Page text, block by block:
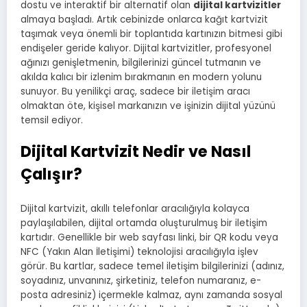
dostu ve interaktif bir alternatif olan dijital kartvizitler
almaya başladı. Artık cebinizde onlarca kağıt kartvizit
taşımak veya önemli bir toplantıda kartınızın bitmesi gibi
endişeler geride kalıyor. Dijital kartvizitler, profesyonel
ağınızı genişletmenin, bilgilerinizi güncel tutmanın ve
akılda kalıcı bir izlenim bırakmanın en modern yolunu
sunuyor. Bu yenilikçi araç, sadece bir iletişim aracı
olmaktan öte, kişisel markanızın ve işinizin dijital yüzünü
temsil ediyor.
Dijital Kartvizit Nedir ve Nasıl
Çalışır?
Dijital kartvizit, akıllı telefonlar aracılığıyla kolayca
paylaşılabilen, dijital ortamda oluşturulmuş bir iletişim
kartıdır. Genellikle bir web sayfası linki, bir QR kodu veya
NFC (Yakın Alan İletişimi) teknolojisi aracılığıyla işlev
görür. Bu kartlar, sadece temel iletişim bilgilerinizi (adınız,
soyadınız, unvanınız, şirketiniz, telefon numaranız, e-
posta adresiniz) içermekle kalmaz, aynı zamanda sosyal